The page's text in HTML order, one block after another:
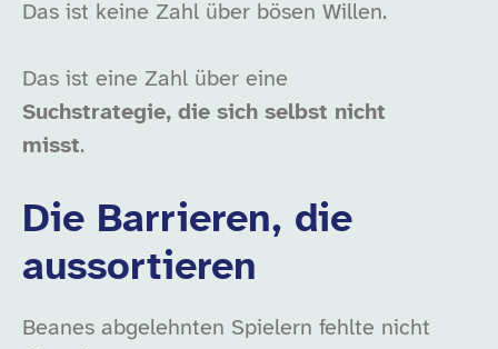
Das ist keine Zahl über bösen Willen.
Das ist eine Zahl über eine
Suchstrategie, die sich selbst nicht
misst.
Die Barrieren, die
aussortieren
Beanes abgelehnten Spielern fehlte nicht